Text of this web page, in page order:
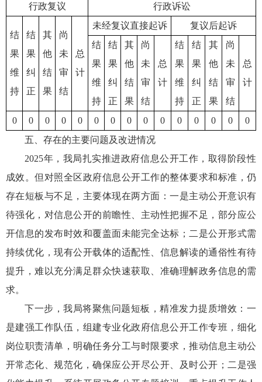
行政复议
行政诉讼
结
果
维
持
结
果
纠
正
其
他
结
果
尚
未
审
结
总
计
未经复议直接起诉
复议后起诉
结
果
维
持
结
果
纠
正
其
他
结
果
尚
未
审
结
总
计
结
果
维
持
结
果
纠
正
其
他
结
果
尚
未
审
结
总
计
0 0 0 0 0 0 0 0 0 0 0 0 0 0
0
五、存在的主要问题及改进情况
2025年，我局扎实推进政府信息公开工作，取得阶段性
成效。但对照全区政府信息公开工作的整体要求和标准，仍
存在短板与不足，主要体现在两方面：一是主动公开意识有
待强化，对信息公开的前瞻性、主动性把握不足，部分应公
开信息的发布时效和覆盖面未能完全达标；二是公开形式需
持续优化，现有公开载体的适配性、信息解读的通俗性有待
提升，难以充分满足群众快速获取、准确理解政务信息的需
求。
下一步，我局将聚焦问题短板，精准发力提质增效：一
是建强工作队伍，组建专业化政府信息公开工作专班，细化
岗位职责清单，明确任务分工与时限要求，推动信息主动公
开常态化、规范化，确保应公开尽公开、及时公开；二是强